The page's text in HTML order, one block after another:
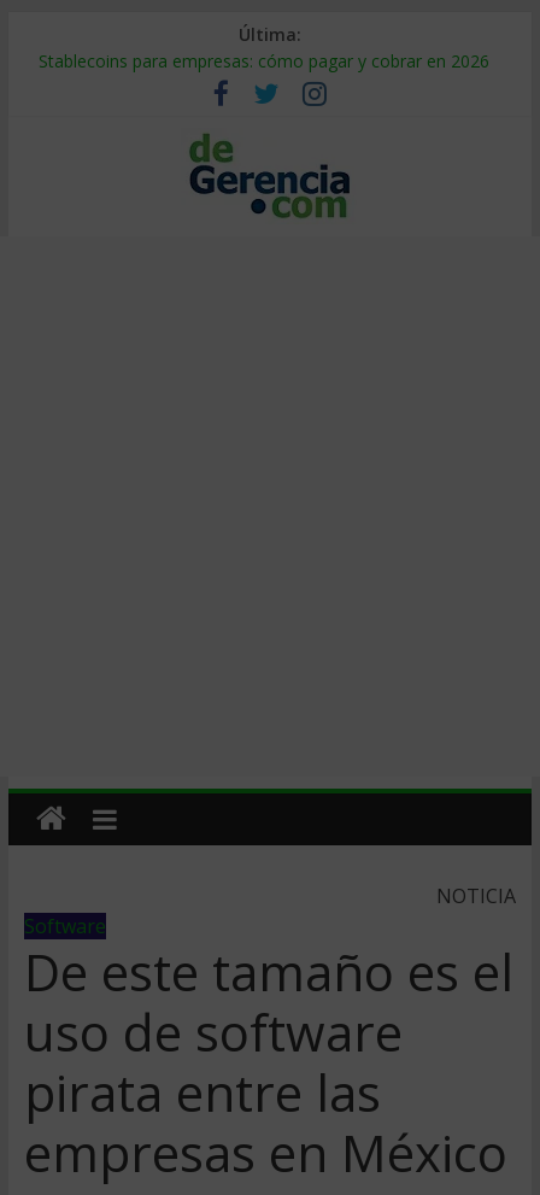
Última:
Stablecoins para empresas: cómo pagar y cobrar en 2026
Despido silencioso: qué es y por qué sale tan caro
IA en selección de personal: cómo auditarla a tiempo
Trabajo forzoso en la cadena de suministro: qué hacer
Mercado hispano de EE. UU.: cómo segmentarlo y venderle
NOTICIA
Software
De este tamaño es el
uso de software
pirata entre las
empresas en México